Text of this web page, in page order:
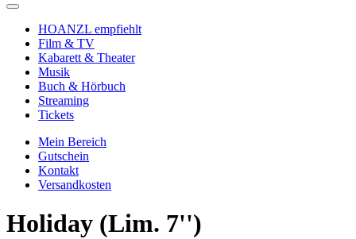
HOANZL empfiehlt
Film & TV
Kabarett & Theater
Musik
Buch & Hörbuch
Streaming
Tickets
Mein Bereich
Gutschein
Kontakt
Versandkosten
Holiday (Lim. 7'')